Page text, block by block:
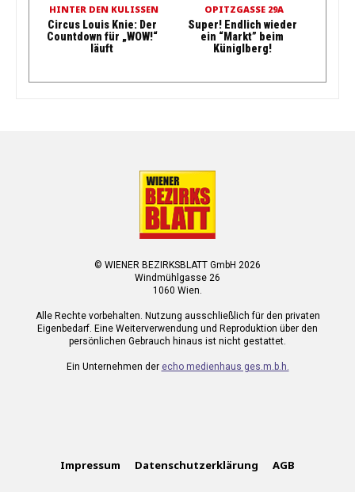
HINTER DEN KULISSEN
Circus Louis Knie: Der
Countdown für „WOW!“
läuft
OPITZGASSE 29A
Super! Endlich wieder
ein “Markt” beim
Küniglberg!
© WIENER BEZIRKSBLATT GmbH 2026
Windmühlgasse 26
1060 Wien.
Alle Rechte vorbehalten. Nutzung ausschließlich für den privaten
Eigenbedarf. Eine Weiterverwendung und Reproduktion über den
persönlichen Gebrauch hinaus ist nicht gestattet.
Ein Unternehmen der echo medienhaus ges.m.b.h.
Impressum Datenschutzerklärung AGB